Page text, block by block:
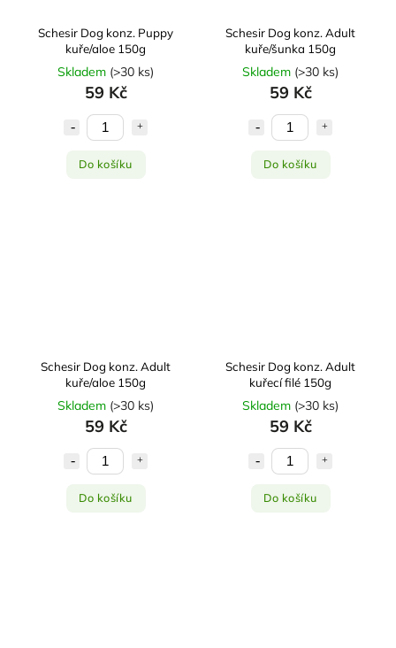
Schesir Dog konz. Puppy
kuře/aloe 150g
Skladem (>30 ks)
59 Kč
Do košíku
Schesir Dog konz. Adult
kuře/šunka 150g
Skladem (>30 ks)
59 Kč
Do košíku
Schesir Dog konz. Adult
kuře/aloe 150g
Skladem (>30 ks)
59 Kč
Do košíku
Schesir Dog konz. Adult
kuřecí filé 150g
Skladem (>30 ks)
59 Kč
Do košíku